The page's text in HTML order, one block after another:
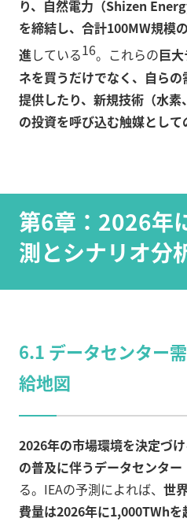
り、自然電力（Shizen
を締結し、合計100MW規模
進している16。これらの巨
ネを買うだけでなく、自ら
提供したり、新規技術（水
の投資を呼び込む触媒として
第6章：2026年
測とシナリオ分
6.1 データセンター
給地図
2026年の市場環境を決定づ
の普及に伴うデータセンタ
る。IEAの予測によれば、 世
費量は2026年に1,000TWh